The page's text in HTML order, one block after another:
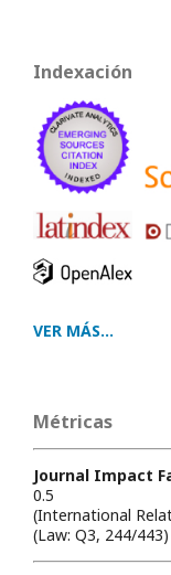
Indexación
VER MÁS...
Métricas
Journal Impact
0.5
(International
(Law: Q3, 244/443)